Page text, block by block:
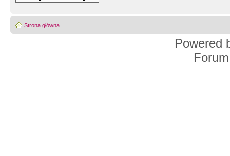
Strona główna
Powered